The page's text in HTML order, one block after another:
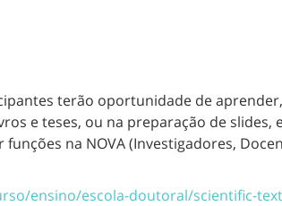
terão oportunidade de
e teses, ou na preparação de
na NOVA (Investigadores,
ensino/escola-doutoral/scientific-